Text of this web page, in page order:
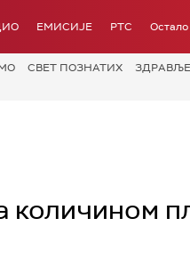
ЕМИСИЈЕ РТС Остало
СВЕТ ПОЗНАТИХ ЗДРАВЉЕ